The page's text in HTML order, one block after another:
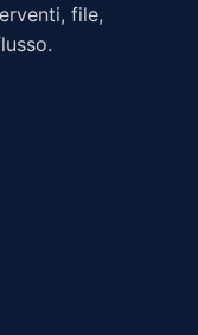
file,